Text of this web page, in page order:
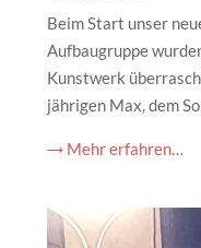
Beim Start unser
Aufbaugruppe
Kunstwerk
jährigen Max, dem
→ Mehr erfahren…